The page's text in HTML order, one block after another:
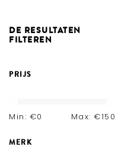
DE RESULTATEN
FILTEREN
PRIJS
Min: €0 Max: €150
MERK